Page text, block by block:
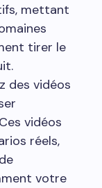
mettant
tirer le
des vidéos
vidéos
réels,
votre